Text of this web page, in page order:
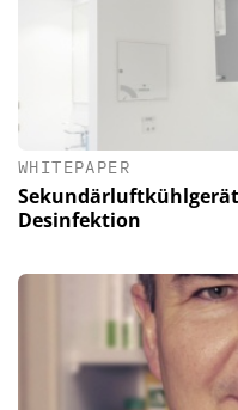
WHITEPAPER
Desinfektion